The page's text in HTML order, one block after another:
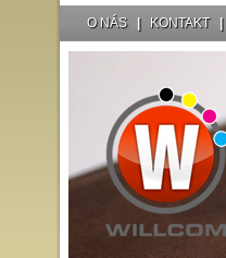
O NÁS| KONTAKT|